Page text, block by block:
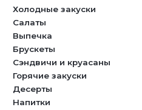
Холодные закуски
Салаты
Выпечка
Брускеты
Сэндвичи и круасаны
Горячие закуски
Десерты
Напитки